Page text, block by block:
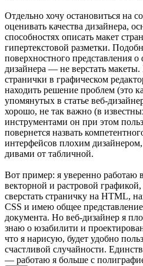
Отдельно хочу остановиться на
оценивать качества дизайнера,
способностях описать макет
гипертекстовой разметки.
поверхностного представления
дизайнера — не верстать
странички в графическом
находить решение проблем (это
упомянутых в статье веб-
хорошо, не так важно (в
инструментами он при этом
повернется назвать
интерфейсов плохим
дивами от табличной.
Вот пример: я уверенно работаю
векторной и растровой
сверстать страничку на HTML,
CSS и имею общее
документа. Но веб-дизайнер я
знаю о юзабилити и
что я нарисую, будет удобно
счастливой случайности.
— работаю я больше с